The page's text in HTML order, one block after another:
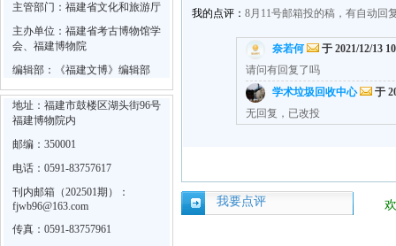
主管部门：福建省文化和旅游厅
主办单位：福建省考古博物馆学
会、福建博物院
编辑部：《福建文博》编辑部
地址：福建市鼓楼区湖头街96号
福建博物院内
邮编：350001
电话：0591-83757617
刊内邮箱（202501期）：
fjwb96@163.com
传真：0591-83757961
我的点评： 8月11号邮箱投的稿，有自动回
奈若何
于 2021/12/13
请问有回复了吗
学术垃圾回收中心
于
无回复，已改投
我要点评